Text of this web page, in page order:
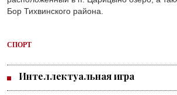
Бор Тихвинского района.
СПОРТ
Интеллектуальная игра